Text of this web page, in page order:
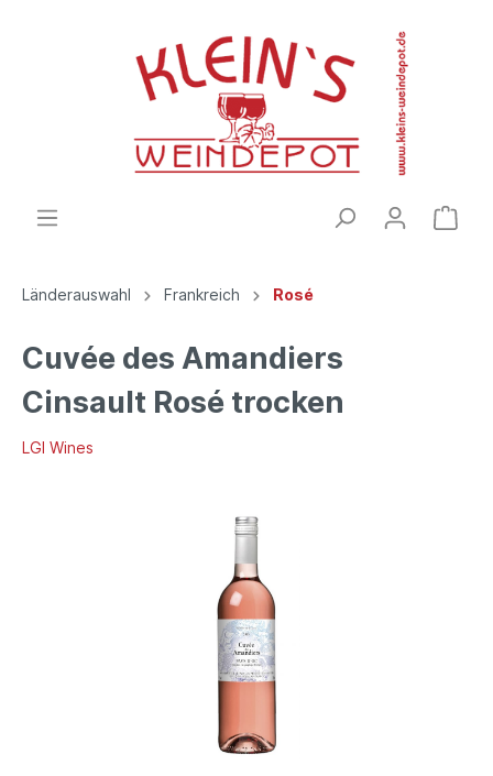
Länderauswahl Frankreich Rosé
Cuvée des Amandiers
Cinsault Rosé trocken
LGI Wines